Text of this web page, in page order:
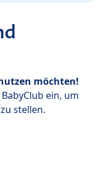
möchten!
ein, um
stellen.